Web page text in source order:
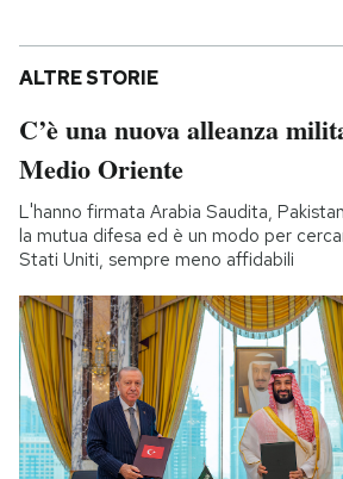
ALTRE STORIE
C’è una nuova alleanza
Medio Oriente
L'hanno firmata Arabia Saudita,
la mutua difesa ed è un modo per
Stati Uniti, sempre meno affidabili